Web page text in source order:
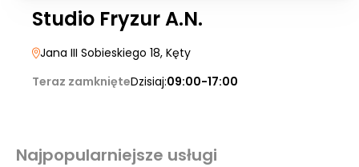
Studio Fryzur A.N.
Jana III Sobieskiego 18, Kęty
Teraz zamknięteDzisiaj:09:00-17:00
Najpopularniejsze usługi